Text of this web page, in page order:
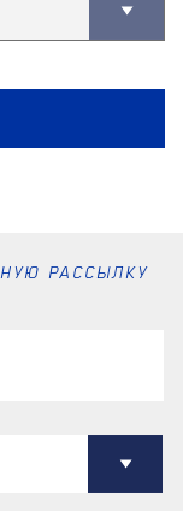
РАССЫЛКУ